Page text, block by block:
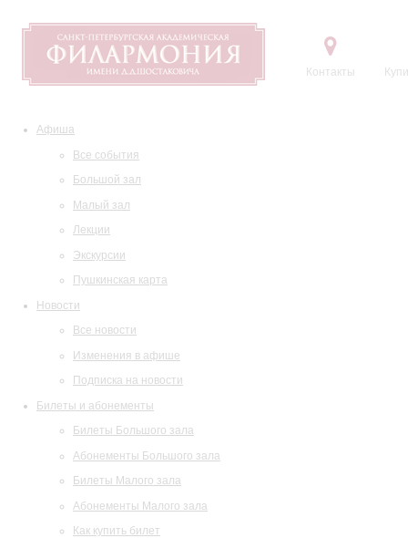
Контакты
Афиша
Все события
Большой зал
Малый зал
Лекции
Экскурсии
Пушкинская карта
Новости
Все новости
Изменения в афише
Подписка на новости
Билеты и абонементы
Билеты Большого зала
Абонементы Большого зала
Билеты Малого зала
Абонементы Малого зала
Как купить билет